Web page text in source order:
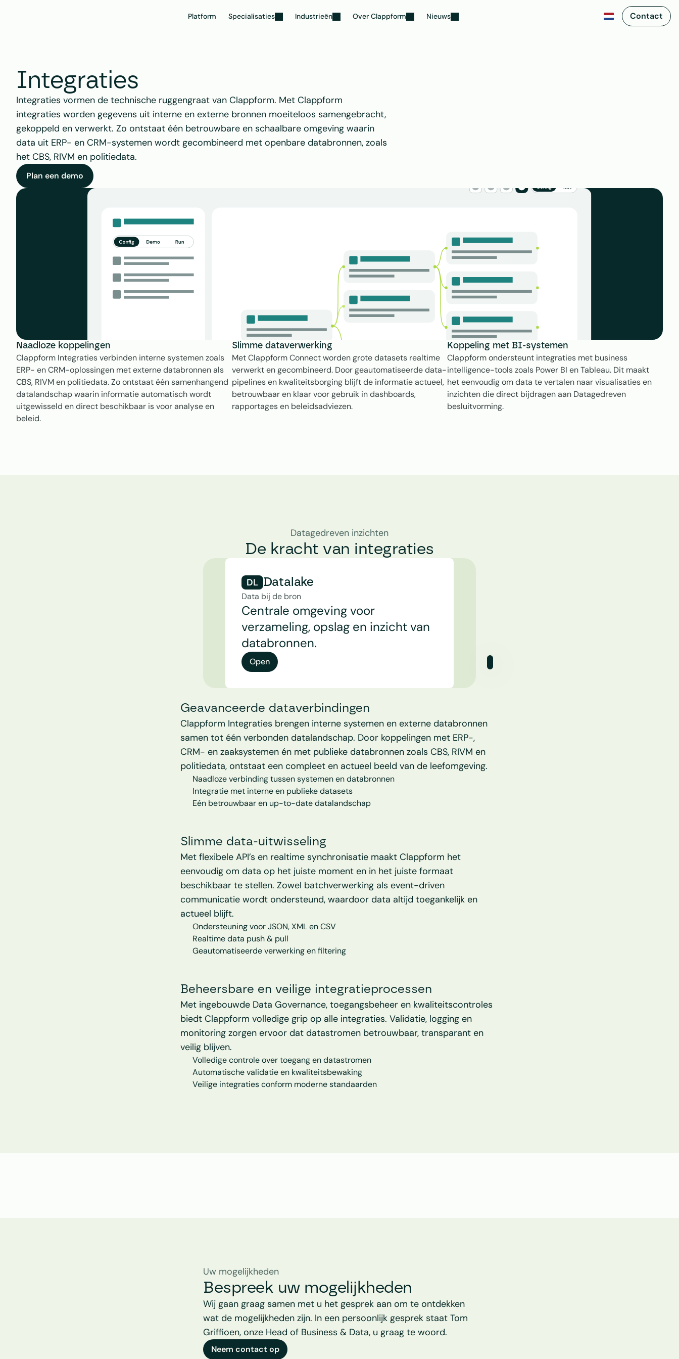
Platform Specialisaties Industrieën Over Clappform Nieuws Contact
Integraties
Integraties vormen de technische ruggengraat van Clappform. Met Clappform
integraties worden gegevens uit interne en externe bronnen moeiteloos samengebracht,
gekoppeld en verwerkt. Zo ontstaat één betrouwbare en schaalbare omgeving waarin
data uit ERP- en CRM-systemen wordt gecombineerd met openbare databronnen, zoals
het CBS, RIVM en politiedata.
Plan een demo
Naadloze koppelingen
Clappform Integraties verbinden interne systemen zoals
ERP- en CRM-oplossingen met externe databronnen als
CBS, RIVM en politiedata. Zo ontstaat één samenhangend
datalandschap waarin informatie automatisch wordt
uitgewisseld en direct beschikbaar is voor analyse en
beleid.
Slimme dataverwerking
Met Clappform Connect worden grote datasets realtime
verwerkt en gecombineerd. Door geautomatiseerde data-
pipelines en kwaliteitsborging blijft de informatie actueel,
betrouwbaar en klaar voor gebruik in dashboards,
rapportages en beleidsadviezen.
Koppeling met BI-systemen
Clappform ondersteunt integraties met business
intelligence-tools zoals Power BI en Tableau. Dit maakt
het eenvoudig om data te vertalen naar visualisaties en
inzichten die direct bijdragen aan Datagedreven
besluitvorming.
Datagedreven inzichten
De kracht van integraties
Geavanceerde dataverbindingen
Clappform Integraties brengen interne systemen en externe databronnen
samen tot één verbonden datalandschap. Door koppelingen met ERP-,
CRM- en zaaksystemen én met publieke databronnen zoals CBS, RIVM en
politiedata, ontstaat een compleet en actueel beeld van de leefomgeving.
Naadloze verbinding tussen systemen en databronnen
Integratie met interne en publieke datasets
Eén betrouwbaar en up-to-date datalandschap
DL Datalake
Data bij de bron
Centrale omgeving voor
verzameling, opslag en inzicht van
databronnen.
Open
Slimme data-uitwisseling
Met flexibele API’s en realtime synchronisatie maakt Clappform het
eenvoudig om data op het juiste moment en in het juiste formaat
beschikbaar te stellen. Zowel batchverwerking als event-driven
communicatie wordt ondersteund, waardoor data altijd toegankelijk en
actueel blijft.
Ondersteuning voor JSON, XML en CSV
Realtime data push & pull
Geautomatiseerde verwerking en filtering
Beheersbare en veilige integratieprocessen
Met ingebouwde Data Governance, toegangsbeheer en kwaliteitscontroles
biedt Clappform volledige grip op alle integraties. Validatie, logging en
monitoring zorgen ervoor dat datastromen betrouwbaar, transparant en
veilig blijven.
Volledige controle over toegang en datastromen
Automatische validatie en kwaliteitsbewaking
Veilige integraties conform moderne standaarden
Uw mogelijkheden
Bespreek uw mogelijkheden
Wij gaan graag samen met u het gesprek aan om te ontdekken
wat de mogelijkheden zijn. In een persoonlijk gesprek staat Tom
Griffioen, onze Head of Business & Data, u graag te woord.
Neem contact op